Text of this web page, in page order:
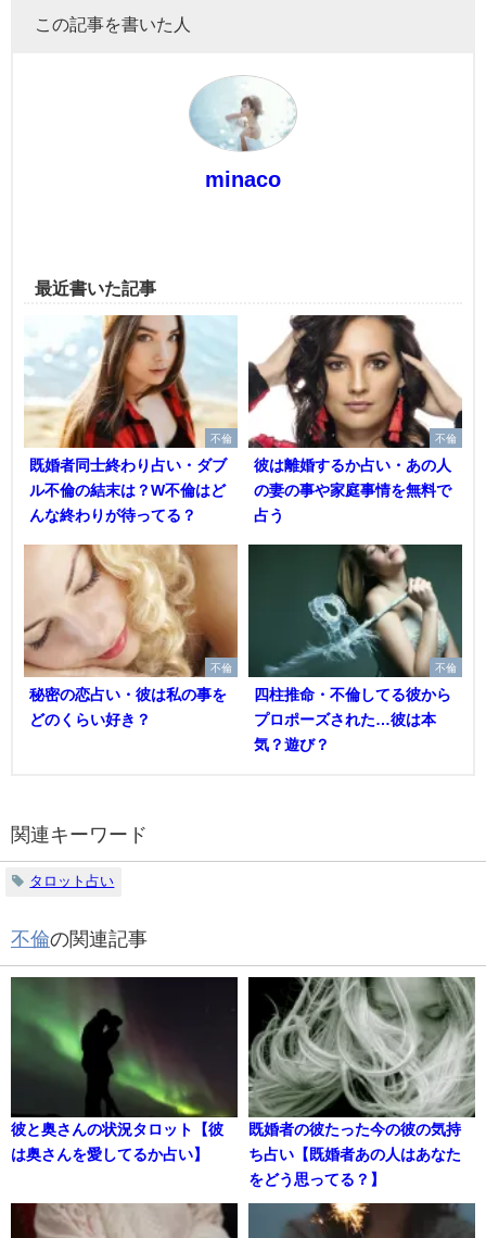
この記事を書いた人
minaco
最近書いた記事
不倫
既婚者同士終わり占い・ダブ
ル不倫の結末は？W不倫はど
んな終わりが待ってる？
不倫
彼は離婚するか占い・あの人
の妻の事や家庭事情を無料で
占う
不倫
秘密の恋占い・彼は私の事を
どのくらい好き？
不倫
四柱推命・不倫してる彼から
プロポーズされた…彼は本
気？遊び？
関連キーワード
タロット占い
不倫の関連記事
彼と奥さんの状況タロット【彼
は奥さんを愛してるか占い】
既婚者の彼たった今の彼の気持
ち占い【既婚者あの人はあなた
をどう思ってる？】